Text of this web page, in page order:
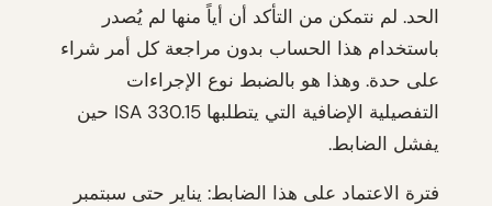
الحد. لم نتمكن من التأكد أن أياً منها لم يُصدر
باستخدام هذا الحساب بدون مراجعة كل أمر شراء
على حدة. وهذا هو بالضبط نوع الإجراءات
التفصيلية الإضافية التي يتطلبها ISA 330.15 حين
يفشل الضابط.
فترة الاعتماد على هذا الضابط: يناير حتى سبتمبر